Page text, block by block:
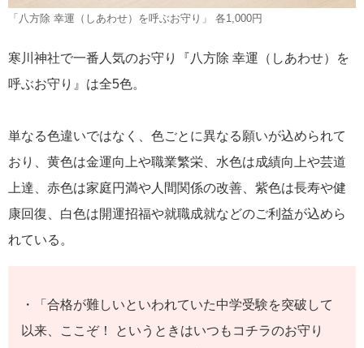
「八方除 幸運（しあわせ）を呼ぶお守り」 各1,000円
寒川神社で一番人気のお守り『八方除 幸運（しあわせ）を
呼ぶお守り』は全5色。
単なる色違いではなく、色ごとに異なる願いが込められて
おり、黄色は金運向上や職業繁栄、水色は成績向上や芸道
上達、赤色は家庭円満や人間関係の改善、紫色は長寿や健
康回復、白色は開運招福や就職成就などのご利益が込めら
れている。
・「合格が難しいといわれていた中学受験を突破して
以来、ここぞ！ というときはいつもコチラのお守り